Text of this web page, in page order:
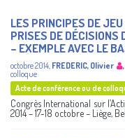
LES PRINCIPES DE
PRISES DE DÉCISIONS
– EXEMPLE AVEC LE
octobre 2014, FREDERIC, Olivier ,
colloque
Acte de conférence ou de
Congrès International sur
2014 – 17-18 octobre – Liège,